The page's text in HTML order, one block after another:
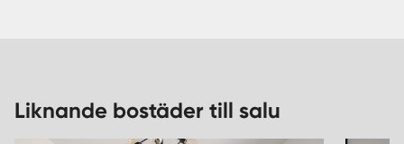
Liknande bostäder till salu